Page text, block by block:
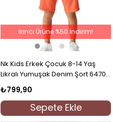
Nk Kids Erkek Çocuk 8-14 Yaş
Likralı Yumuşak Denim Şort 64704
Mercan
₺799,90
Sepete Ekle
İkinci Ürüne %50 İndirim!